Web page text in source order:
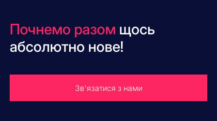
Почнемо разом щось
абсолютно нове!
Зв'язатися з нами